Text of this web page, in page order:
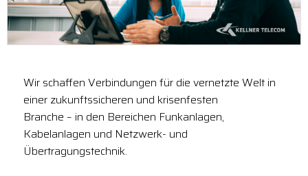
Wir schaffen Verbindungen für die vernetzte Welt in
einer zukunftssicheren und krisenfesten
Branche – in den Bereichen Funkanlagen,
Kabelanlagen und Netzwerk- und
Übertragungstechnik.